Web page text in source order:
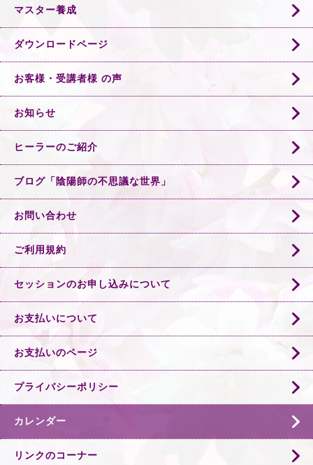
マスター養成
ダウンロードページ
お客様・受講者様 の声
お知らせ
ヒーラーのご紹介
ブログ「陰陽師の不思議な世界」
お問い合わせ
ご利用規約
セッションのお申し込みについて
お支払いについて
お支払いのページ
プライバシーポリシー
カレンダー
リンクのコーナー